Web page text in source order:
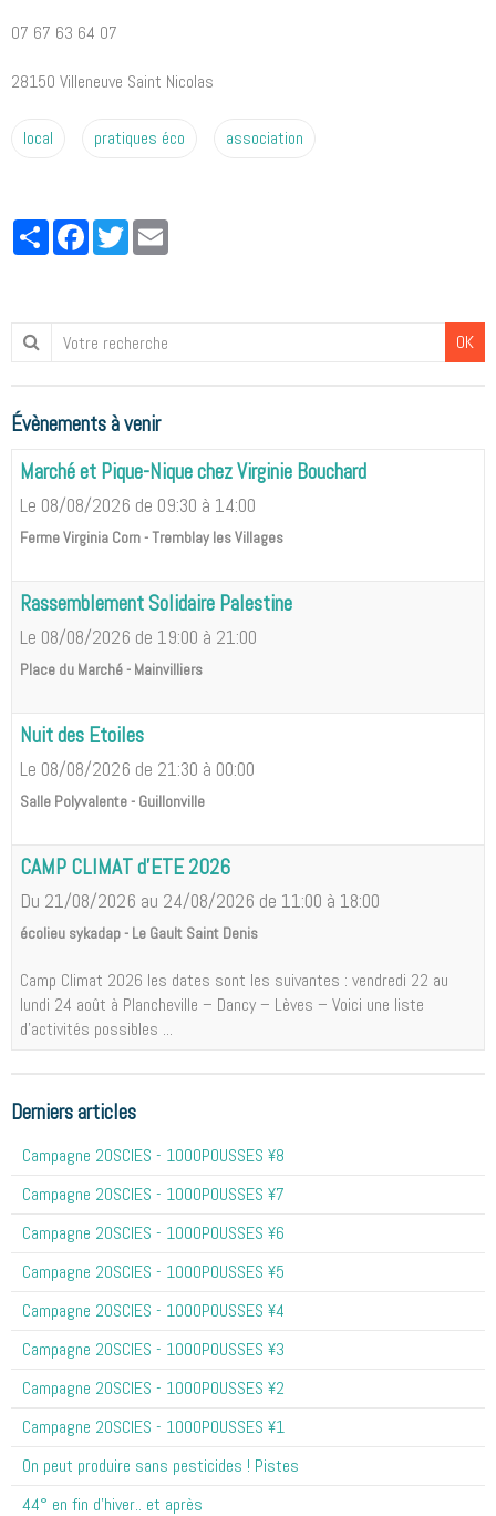
07 67 63 64 07
28150 Villeneuve Saint Nicolas
local pratiques éco association
PartagerFacebookTwitter
OK
Évènements à venir
Marché et Pique-Nique chez Virginie Bouchard
Le 08/08/2026 de 09:30 à 14:00
Ferme Virginia Corn - Tremblay les Villages
Rassemblement Solidaire Palestine
Le 08/08/2026 de 19:00 à 21:00
Place du Marché - Mainvilliers
Nuit des Etoiles
Le 08/08/2026 de 21:30 à 00:00
Salle Polyvalente - Guillonville
CAMP CLIMAT d'ETE 2026
Du 21/08/2026 au 24/08/2026 de 11:00 à 18:00
écolieu sykadap - Le Gault Saint Denis
Camp Climat 2026 les dates sont les suivantes : vendredi 22 au
lundi 24 août à Plancheville – Dancy – Lèves – Voici une liste
d'activités possibles ...
Derniers articles
Campagne 20SCIES - 1OOOPOUSSES ¥8
Campagne 20SCIES - 1OOOPOUSSES ¥7
Campagne 20SCIES - 1OOOPOUSSES ¥6
Campagne 20SCIES - 1OOOPOUSSES ¥5
Campagne 20SCIES - 1OOOPOUSSES ¥4
Campagne 20SCIES - 1OOOPOUSSES ¥3
Campagne 20SCIES - 1OOOPOUSSES ¥2
Campagne 20SCIES - 1OOOPOUSSES ¥1
On peut produire sans pesticides ! Pistes
44° en fin d'hiver.. et après